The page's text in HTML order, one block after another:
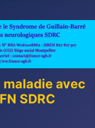
avec
SDRC